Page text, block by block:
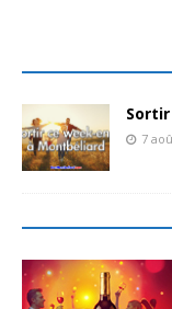
7